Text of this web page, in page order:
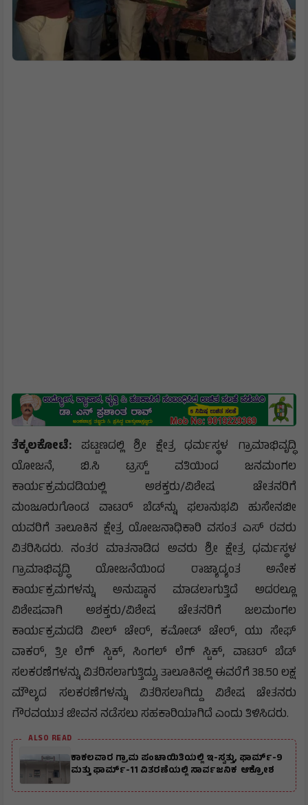
ತೆಕ್ಕಲಕೋಟೆ: ಪಟ್ಟಣದಲ್ಲಿ ಶ್ರೀ ಕ್ಷೇತ್ರ ಧರ್ಮಸ್ಥಳ ಗ್ರಾಮಾಭಿವೃದ್ಧಿ
ಯೋಜನೆ, ಬಿ.ಸಿ ಟ್ರಸ್ಟ್ ವತಿಯಿಂದ ಜನಮಂಗಲ
ಕಾರ್ಯಕ್ರಮದಡಿಯಲ್ಲಿ ಅಶಕ್ತರು/ವಿಶೇಷ ಚೇತನರಿಗೆ
ಮಂಜೂರುಗೊಂಡ ವಾಟರ್‌ ಬೆಡ್‌ನ್ನು ಫಲಾನುಭವಿ ಹುಸೇನಬೀ
ಯವರಿಗೆ ತಾಲೂಕಿನ ಕ್ಷೇತ್ರ ಯೋಜನಾಧಿಕಾರಿ ವಸಂತ ಎಸ್ ರವರು
ವಿತರಿಸಿದರು. ನಂತರ ಮಾತನಾಡಿದ ಅವರು ಶ್ರೀ ಕ್ಷೇತ್ರ ಧರ್ಮಸ್ಥಳ
ಗ್ರಾಮಾಭಿವೃದ್ಧಿ ಯೋಜನೆಯಿಂದ ರಾಜ್ಯಾದ್ಯಂತ ಅನೇಕ
ಕಾರ್ಯಕ್ರಮಗಳನ್ನು ಅನುಷ್ಠಾನ ಮಾಡಲಾಗುತ್ತಿದೆ ಅದರಲ್ಲೂ
ವಿಶೇಷವಾಗಿ ಅಶಕ್ತರು/ವಿಶೇಷ ಚೇತನರಿಗೆ ಜಲಮಂಗಲ
ಕಾರ್ಯಕ್ರಮದಡಿ ವೀಲ್ ಚೇರ್, ಕಮೋಡ್ ಚೇರ್, ಯು ಸೇಫ್
ವಾಕರ್, ತ್ರೀ ಲೆಗ್ ಸ್ಟಿಕ್, ಸಿಂಗಲ್ ಲೆಗ್ ಸ್ಟಿಕ್, ವಾಟರ್ ಬೆಡ್
ಸಲಕರಣೆಗಳನ್ನು ವಿತರಿಸಲಾಗುತ್ತಿದ್ದು, ತಾಲೂಕಿನಲ್ಲಿ ಈವರೆಗೆ 38.50 ಲಕ್ಷ
ಮೌಲ್ಯದ ಸಲಕರಣೆಗಳನ್ನು ವಿತರಿಸಲಾಗಿದ್ದು ವಿಶೇಷ ಚೇತನರು
ಗೌರವಯುತ ಜೀವನ ನಡೆಸಲು ಸಹಕಾರಿಯಾಗಿದೆ ಎಂದು ತಿಳಿಸಿದರು.
ALSO READ
ಕಾಕಲವಾರ ಗ್ರಾಮ ಪಂಚಾಯಿತಿಯಲ್ಲಿ ಇ-ಸ್ವತ್ತು, ಫಾರ್ಮ್-9
ಮತ್ತು ಫಾರ್ಮ್-11 ವಿತರಣೆಯಲ್ಲಿ ಸಾರ್ವಜನಿಕ ಆಕ್ರೋಶ